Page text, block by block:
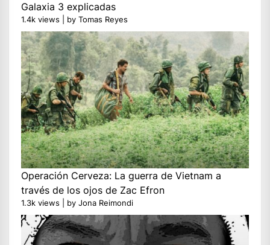
Galaxia 3 explicadas
1.4k views by Tomas Reyes
Operación Cerveza: La guerra de Vietnam a
través de los ojos de Zac Efron
1.3k views by Jona Reimondi